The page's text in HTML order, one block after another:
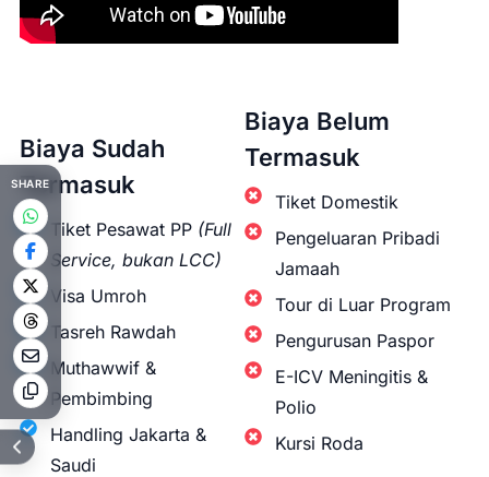
Biaya Sudah
Termasuk
Tiket Pesawat PP (Full
Service, bukan LCC)
Visa Umroh
Tasreh Rawdah
Muthawwif &
Pembimbing
Handling Jakarta &
Saudi
Biaya Belum
Termasuk
Tiket Domestik
Pengeluaran Pribadi
Jamaah
Tour di Luar Program
Pengurusan Paspor
E-ICV Meningitis &
Polio
Kursi Roda
SHARE